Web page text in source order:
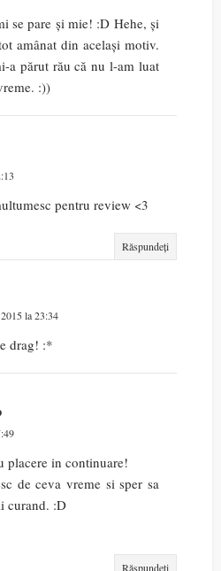
se pare și mie! :D Hehe, și
amânat din același motiv.
a părut rău că nu l-am luat
:))
pentru review <3
Răspundeți
la 23:34
drag! :*
placere in continuare!
de ceva vreme si sper sa
curand. :D
Răspundeți